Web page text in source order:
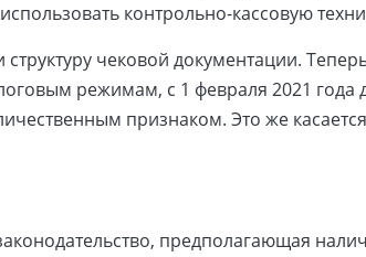
контрольно-кассовую
чековой документации.
режимам, с 1 февраля 2021 года
признаком. Это же
предполагающая